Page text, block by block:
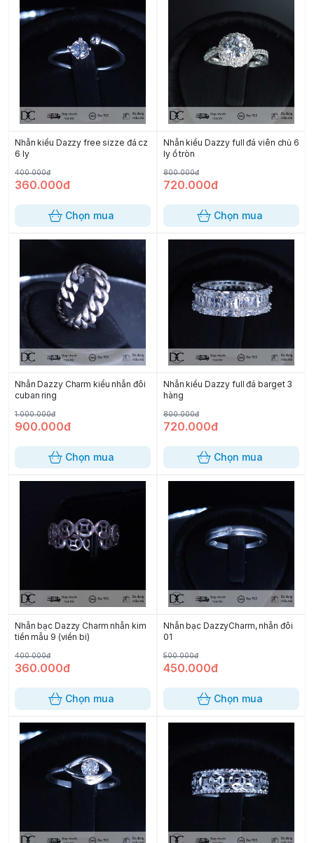
Nhẫn kiểu Dazzy free sizze đá cz
6 ly
400.000đ
360.000đ
Chọn mua
Nhẫn kiểu Dazzy full đá viên chủ 6
ly ổ tròn
800.000đ
720.000đ
Chọn mua
Nhẫn Dazzy Charm kiểu nhẫn đôi
cuban ring
1.000.000đ
900.000đ
Chọn mua
Nhẫn kiểu Dazzy full đá barget 3
hàng
800.000đ
720.000đ
Chọn mua
Nhẫn bạc Dazzy Charm nhẫn kim
tiền mẫu 9 (viền bi)
400.000đ
360.000đ
Chọn mua
Nhẫn bạc DazzyCharm, nhẫn đôi
01
500.000đ
450.000đ
Chọn mua